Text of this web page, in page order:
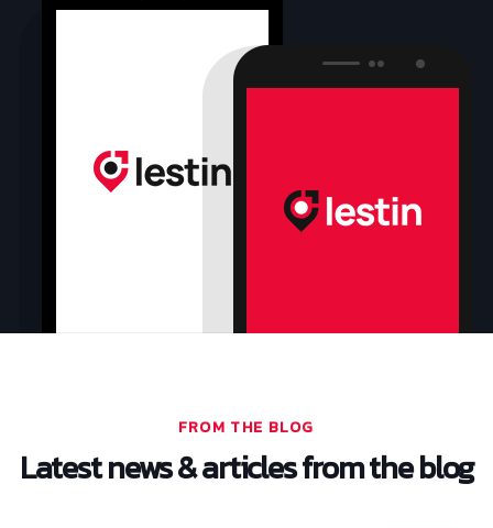
FROM THE BLOG
Latest news & articles from the blog